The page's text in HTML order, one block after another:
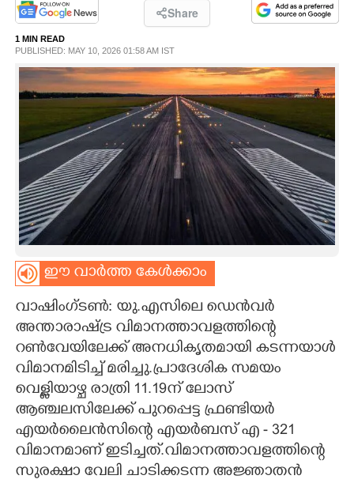
PHOTOS
LIFESTYLE
INFO+
ART
CARTOONS
LITERATURE
ZOOM
CONTACT US
Share
1 MIN READ
PUBLISHED: MAY 10, 2026 01:58 AM IST
ഈ വാർത്ത കേൾക്കാം
വാഷിംഗ്ടൺ: യു.എസിലെ ഡെൻവർ
അന്താരാഷ്ട്ര വിമാനത്താവളത്തിന്റെ
റൺവേയിലേക്ക് അനധികൃതമായി കടന്നയാൾ
വിമാനമിടിച്ച് മരിച്ചു.പ്രാദേശിക സമയം
വെള്ളിയാഴ്ച രാത്രി 11.19ന് ലോസ്
ആഞ്ചലസിലേക്ക് പുറപ്പെട്ട ഫ്രണ്ടിയർ
എയർലൈൻസിന്റെ എയർബസ് എ - 321
വിമാനമാണ് ഇടിച്ചത്.വിമാനത്താവളത്തിന്റെ
സുരക്ഷാ വേലി ചാടിക്കടന്ന അജ്ഞാതൻ